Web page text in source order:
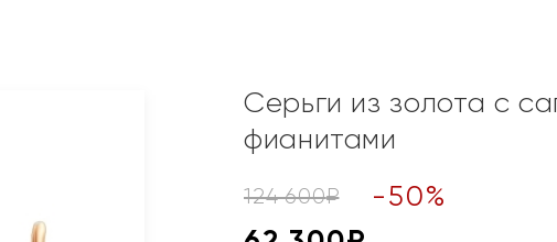
Серьги из золота с
фианитами
124 600₽ -50%